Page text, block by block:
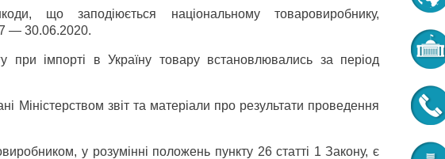
що заподіюється національному товаровиробнику,
— 30.06.2020.
при імпорті в Україну товару встановлювались за період
Міністерством звіт та матеріали про результати проведення
у розумінні положень пункту 26 статті 1 Закону, є